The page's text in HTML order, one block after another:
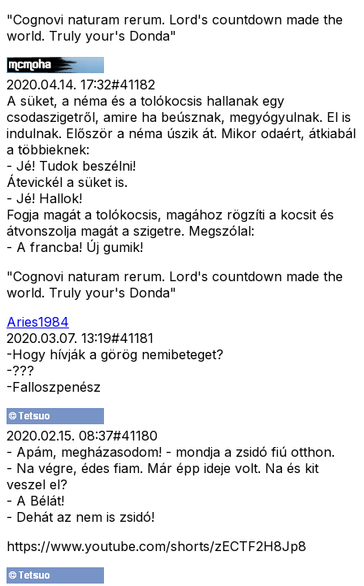
"Cognovi naturam rerum. Lord's countdown made the
world. Truly your's Donda"
2020.04.14. 17:32#41182
A süket, a néma és a tolókocsis hallanak egy
csodaszigetről, amire ha beúsznak, megyógyulnak. El is
indulnak. Először a néma úszik át. Mikor odaért, átkiabál
a többieknek:
- Jé! Tudok beszélni!
Átevickél a süket is.
- Jé! Hallok!
Fogja magát a tolókocsis, magához rögzíti a kocsit és
átvonszolja magát a szigetre. Megszólal:
- A francba! Új gumik!
"Cognovi naturam rerum. Lord's countdown made the
world. Truly your's Donda"
Aries1984
2020.03.07. 13:19#41181
-Hogy hívják a görög nemibeteget?
-???
-Falloszpenész
2020.02.15. 08:37#41180
- Apám, megházasodom! - mondja a zsidó fiú otthon.
- Na végre, édes fiam. Már épp ideje volt. Na és kit
veszel el?
- A Bélát!
- Dehát az nem is zsidó!
https://www.youtube.com/shorts/zECTF2H8Jp8